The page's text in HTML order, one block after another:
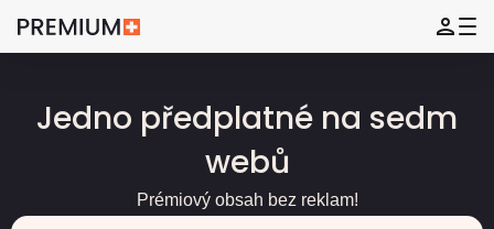
Jedno předplatné na sedm
webů
Prémiový obsah bez reklam!